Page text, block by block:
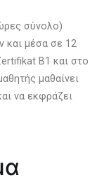
σύνολο)
και μέσα σε 12
B1 και στο
μαθαίνει
να εκφράζει